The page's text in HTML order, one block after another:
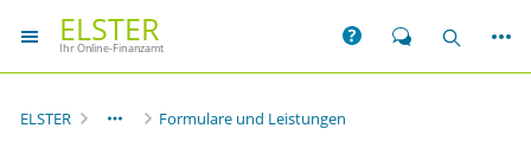
ELSTER
Ihr Online-Finanzamt
Hilfe Chat Suche
ELSTER Formulare und Leistungen